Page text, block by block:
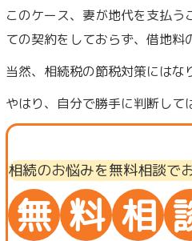
このケース、妻が地代を支払
ての契約をしておらず、借地料
当然、相続税の節税対策にはな
やはり、自分で勝手に判断し
相続のお悩みを無料相談で
無 料 相